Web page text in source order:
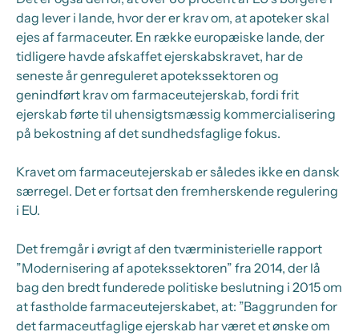
dag lever i lande, hvor der er krav om, at apoteker skal
ejes af farmaceuter. En række europæiske lande, der
tidligere havde afskaffet ejerskabskravet, har de
seneste år genreguleret apotekssektoren og
genindført krav om farmaceutejerskab, fordi frit
ejerskab førte til uhensigtsmæssig kommercialisering
på bekostning af det sundhedsfaglige fokus.
Kravet om farmaceutejerskab er således ikke en dansk
særregel. Det er fortsat den fremherskende regulering
i EU.
Det fremgår i øvrigt af den tværministerielle rapport
”Modernisering af apotekssektoren” fra 2014, der lå
bag den bredt funderede politiske beslutning i 2015 om
at fastholde farmaceutejerskabet, at: ”Baggrunden for
det farmaceutfaglige ejerskab har været et ønske om